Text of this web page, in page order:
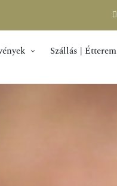
Szállás | Étterem